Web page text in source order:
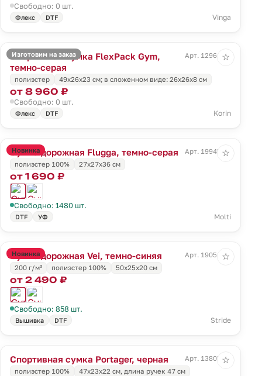
Свободно: 0 шт.
Флекс DTF Vinga
Изготовим на заказ
Спортивная сумка FlexPack Gym,
темно-серая
Арт. 12961.11
полиэстер 49х26х23 см; в сложенном виде: 26х26х8 см
от 8 960 ₽
Свободно: 0 шт.
Флекс DTF Korin
☆
Новинка
Сумка дорожная Flugga, темно-серая
Арт. 19945.13
полиэстер 100%
27x27x36 см
от 1 690 ₽
Свободно: 1480 шт.
DTF УФ Molti
☆
Новинка
Сумка дорожная Vei, темно-синяя
Арт. 19051.40
200 г/м²
полиэстер 100% 50x25x20 см
от 2 490 ₽
Свободно: 858 шт.
Вышивка DTF Stride
☆
Спортивная сумка Portager, черная
Арт. 13805.30
полиэстер 100%
47х23x22 см, длина ручек 47 см
☆